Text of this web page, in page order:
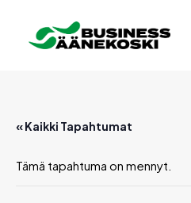
« Kaikki Tapahtumat
Tämä tapahtuma on mennyt.